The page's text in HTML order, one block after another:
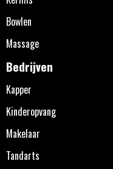
Bowlen
Massage
Bedrijven
Kapper
Kinderopvang
Makelaar
Tandarts